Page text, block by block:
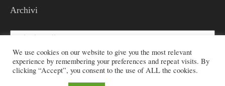
Archivi
Archivi
We use cookies on our website to give you the most relevant
experience by remembering your preferences and repeat visits. By
clicking “Accept”, you consent to the use of ALL the cookies.